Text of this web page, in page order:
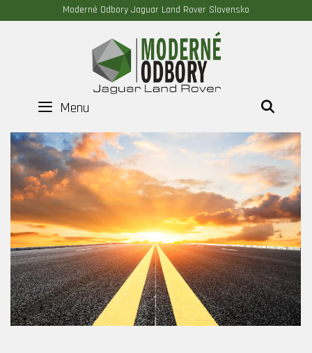
Moderné Odbory Jaguar Land Rover Slovensko
Menu